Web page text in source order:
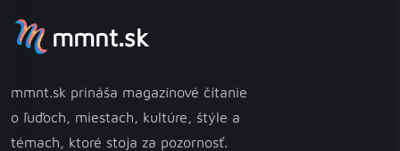
mmnt.sk
mmnt.sk prináša magazínové čítanie
o ľuďoch, miestach, kultúre, štýle a
témach, ktoré stoja za pozornosť.